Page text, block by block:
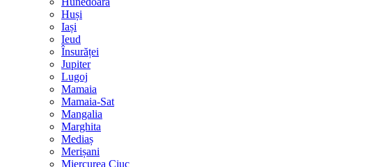
Huși
Iași
Ieud
Însurăței
Jupiter
Lugoj
Mamaia
Mamaia-Sat
Mangalia
Marghita
Mediaș
Merișani
Miercurea Ciuc